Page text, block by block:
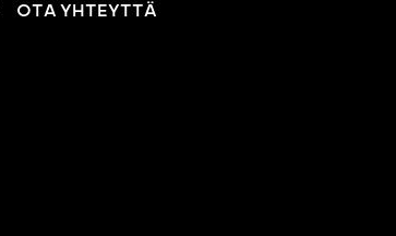
OTA YHTEYTTÄ